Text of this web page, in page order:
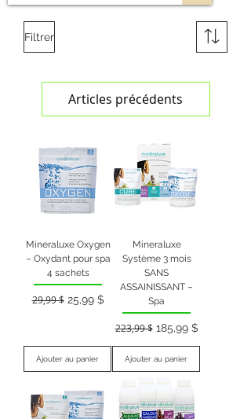
Filtrer
Articles précédents
Mineraluxe Oxygen
– Oxydant pour spa
4 sachets
Prix original
29,99 $ Prix promotionnel
25,99 $
Ajouter au panier
Mineraluxe
Système 3 mois
SANS
ASSAINISSANT –
Spa
Prix original
223,99 $ Prix promotionnel
185,99 $
Ajouter au panier